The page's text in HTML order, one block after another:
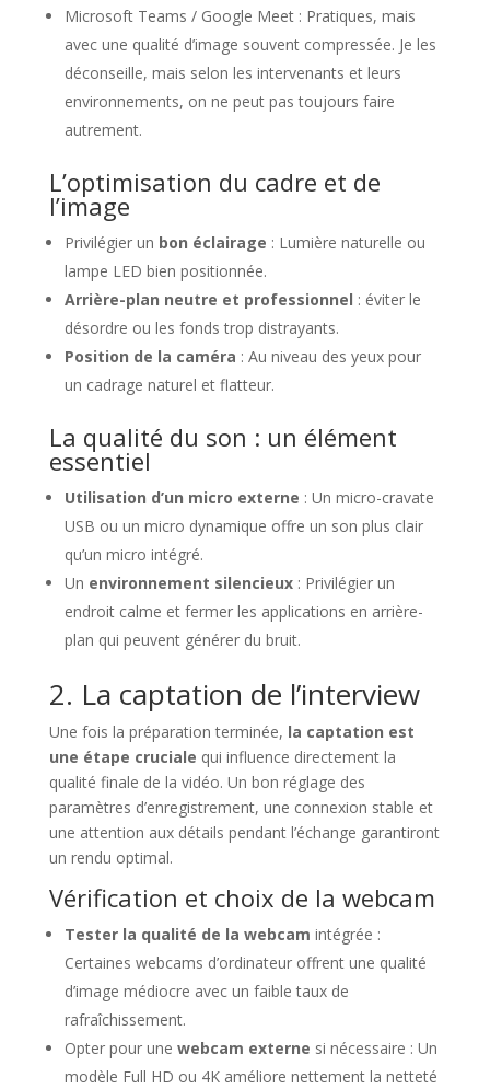
Microsoft Teams / Google Meet : Pratiques, mais
avec une qualité d’image souvent compressée. Je les
déconseille, mais selon les intervenants et leurs
environnements, on ne peut pas toujours faire
autrement.
L’optimisation du cadre et de
l’image
Privilégier un bon éclairage : Lumière naturelle ou
lampe LED bien positionnée.
Arrière-plan neutre et professionnel : éviter le
désordre ou les fonds trop distrayants.
Position de la caméra : Au niveau des yeux pour
un cadrage naturel et flatteur.
La qualité du son : un élément
essentiel
Utilisation d’un micro externe : Un micro-cravate
USB ou un micro dynamique offre un son plus clair
qu’un micro intégré.
Un environnement silencieux: Privilégier un
endroit calme et fermer les applications en arrière-
plan qui peuvent générer du bruit.
2. La captation de l’interview
Une fois la préparation terminée, la captation est
une étape cruciale qui influence directement la
qualité finale de la vidéo. Un bon réglage des
paramètres d’enregistrement, une connexion stable et
une attention aux détails pendant l’échange garantiront
un rendu optimal.
Vérification et choix de la webcam
Tester la qualité de la webcam intégrée :
Certaines webcams d’ordinateur offrent une qualité
d’image médiocre avec un faible taux de
rafraîchissement.
Opter pour une webcam externe si nécessaire : Un
modèle Full HD ou 4K améliore nettement la netteté